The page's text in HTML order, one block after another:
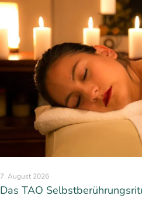
7. August 2026
Das TAO